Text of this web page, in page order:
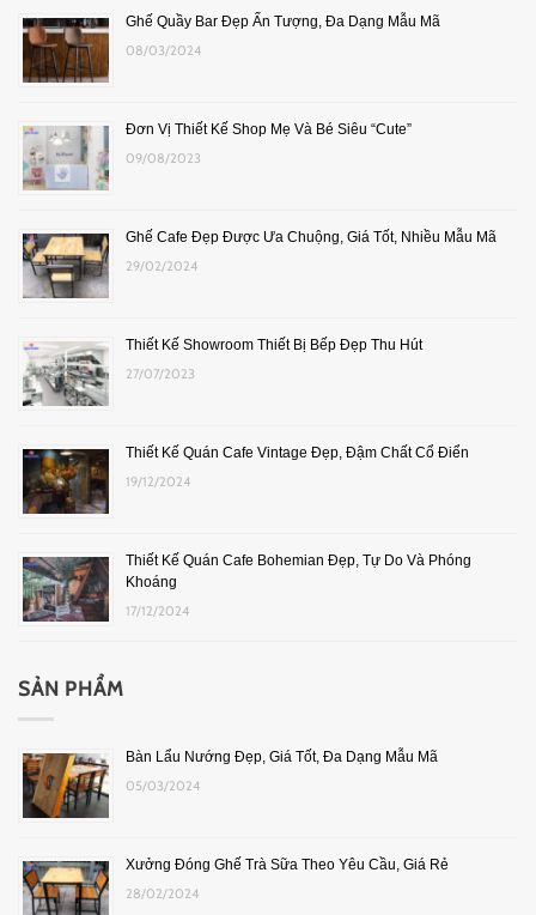
Ghế Quầy Bar Đẹp Ấn Tượng, Đa Dạng Mẫu Mã
08/03/2024
Đơn Vị Thiết Kế Shop Mẹ Và Bé Siêu “Cute”
09/08/2023
Ghế Cafe Đẹp Được Ưa Chuộng, Giá Tốt, Nhiều Mẫu Mã
29/02/2024
Thiết Kế Showroom Thiết Bị Bếp Đẹp Thu Hút
27/07/2023
Thiết Kế Quán Cafe Vintage Đẹp, Đậm Chất Cổ Điển
19/12/2024
Thiết Kế Quán Cafe Bohemian Đẹp, Tự Do Và Phóng
Khoáng
17/12/2024
SẢN PHẨM
Bàn Lẩu Nướng Đẹp, Giá Tốt, Đa Dạng Mẫu Mã
05/03/2024
Xưởng Đóng Ghế Trà Sữa Theo Yêu Cầu, Giá Rẻ
28/02/2024